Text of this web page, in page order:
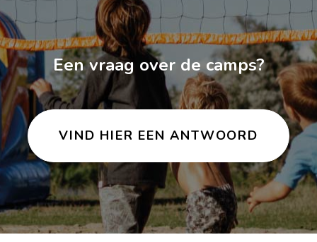
Een vraag over de camps?
VIND HIER EEN ANTWOORD